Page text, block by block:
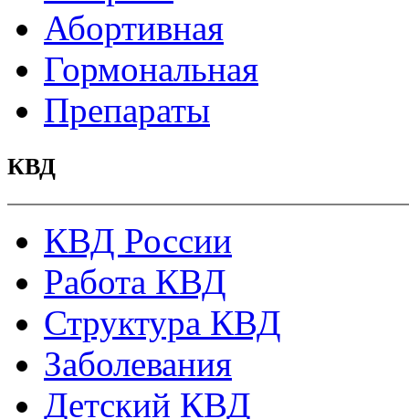
Абортивная
Гормональная
Препараты
КВД
КВД России
Работа КВД
Структура КВД
Заболевания
Детский КВД